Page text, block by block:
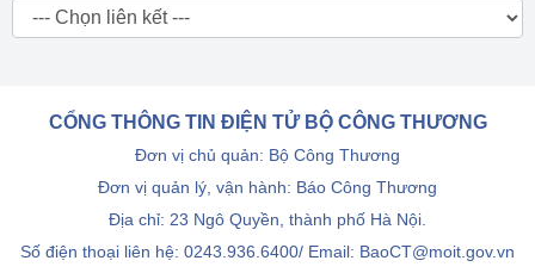
CỔNG THÔNG TIN ĐIỆN TỬ BỘ CÔNG THƯƠNG
Đơn vị chủ quản: Bộ Công Thương
Đơn vị quản lý, vận hành: Báo Công Thương
Địa chỉ: 23 Ngô Quyền, thành phố Hà Nội.
Số điện thoại liên hệ: 0243.936.6400/ Email: BaoCT@moit.gov.vn